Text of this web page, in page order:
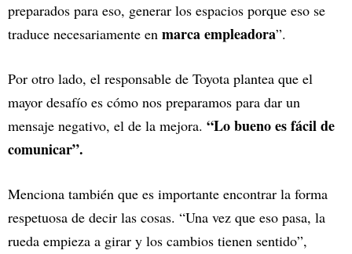
preparados para eso, generar los espacios porque eso se
traduce necesariamente en marca empleadora”.
Por otro lado, el responsable de Toyota plantea que el
mayor desafío es cómo nos preparamos para dar un
mensaje negativo, el de la mejora. “Lo bueno es fácil de
comunicar”.
Menciona también que es importante encontrar la forma
respetuosa de decir las cosas. “Una vez que eso pasa, la
rueda empieza a girar y los cambios tienen sentido”,